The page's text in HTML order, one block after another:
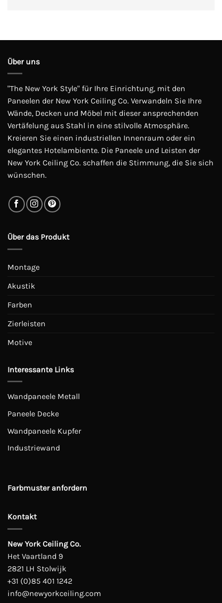
Über uns
"The New York Style" für Ihre Einrichtung, mit den
Paneelen der New York Ceiling Co. Verwandeln Sie Ihre
Wände, Decken und Möbel mit dieser ansprechenden
Vertäfelung aus Stahl in eine stilvolle Atmosphäre.
Kreieren Sie einen industriellen Innenraum oder ein
elegantes Hotelambiente. Die Paneele und Leisten der
New York Ceiling Co. schaffen die Stimmung, die Sie sich
wünschen.
Über das Produkt
Montage
Akustik
Farben
Zierleisten
Motive
Interessante Links
Wandpaneele Metall
Paneele Decke
Wandpaneele Kupfer
Industriewand
Farbmuster anfordern
Kontakt
New York Ceiling Co.
Het Vaartland 9
2821 LH Stolwijk
+31 (0)85 401 1242
info@newyorkceiling.com